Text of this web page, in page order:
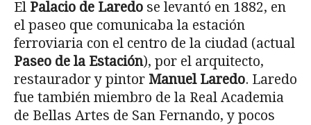
El Palacio de Laredo se levantó en 1882, en
el paseo que comunicaba la estación
ferroviaria con el centro de la ciudad (actual
Paseo de la Estación), por el arquitecto,
restaurador y pintor Manuel Laredo. Laredo
fue también miembro de la Real Academia
de Bellas Artes de San Fernando, y pocos